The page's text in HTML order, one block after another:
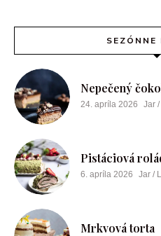
SEZÓNNE
Nepečený
24. apríla 2026 Jar
Pistáciová
6. apríla 2026 Jar /
Mrkvová torta